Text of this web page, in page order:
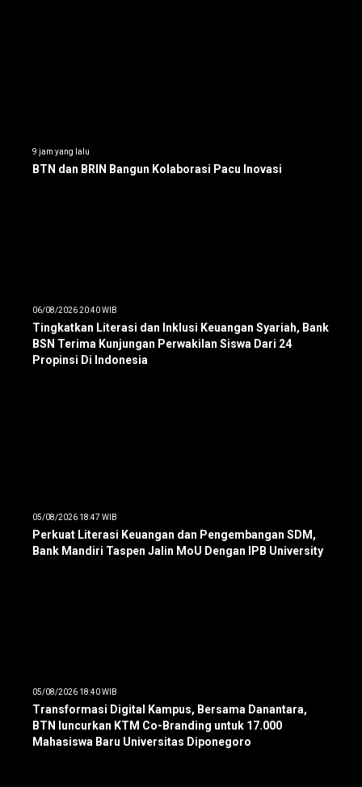
9 jam yang lalu
BTN dan BRIN Bangun Kolaborasi Pacu Inovasi
06/08/2026 20:40 WIB
Tingkatkan Literasi dan Inklusi Keuangan Syariah, Bank
BSN Terima Kunjungan Perwakilan Siswa Dari 24
Propinsi Di Indonesia
05/08/2026 18:47 WIB
Perkuat Literasi Keuangan dan Pengembangan SDM,
Bank Mandiri Taspen Jalin MoU Dengan IPB University
05/08/2026 18:40 WIB
Transformasi Digital Kampus, Bersama Danantara,
BTN luncurkan KTM Co-Branding untuk 17.000
Mahasiswa Baru Universitas Diponegoro